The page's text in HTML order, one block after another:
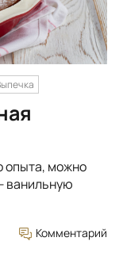
опыта, можно
ванильную
Комментарий